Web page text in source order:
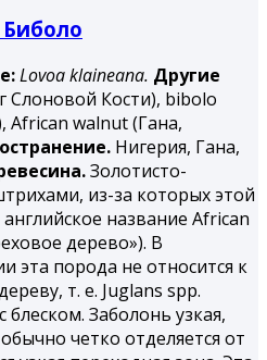
Lovoa klaineana. Другие
Слоновой Кости), bibolo
African walnut (Гана,
Нигерия, Гана,
Золотисто-
из-за которых этой
название African
дерево»). В
эта порода не относится к
т. е. Juglans spp.
блеском. Заболонь узкая,
четко отделяется от